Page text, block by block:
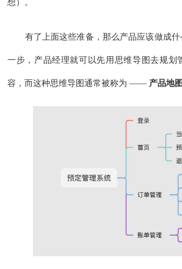
有了上面这些准备，那么产品应该做成
一步，产品经理就可以先用思维导图去规划
容，而这种思维导图通常被称为 —— 产品地图